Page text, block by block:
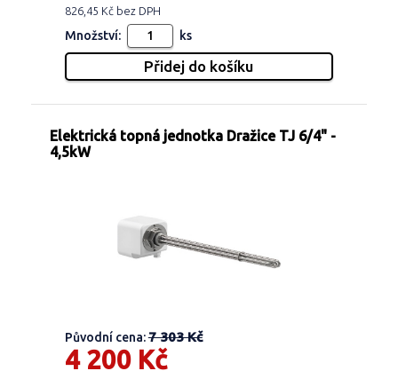
826,45 Kč bez DPH
Množství: ks
Elektrická topná jednotka Dražice TJ 6/4" -
4,5kW
Původní cena:7 303 Kč
4 200 Kč